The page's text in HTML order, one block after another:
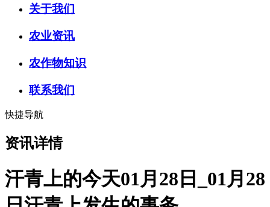
关于我们
农业资讯
农作物知识
联系我们
快捷导航
资讯详情
汗青上的今天01月28日_01月28